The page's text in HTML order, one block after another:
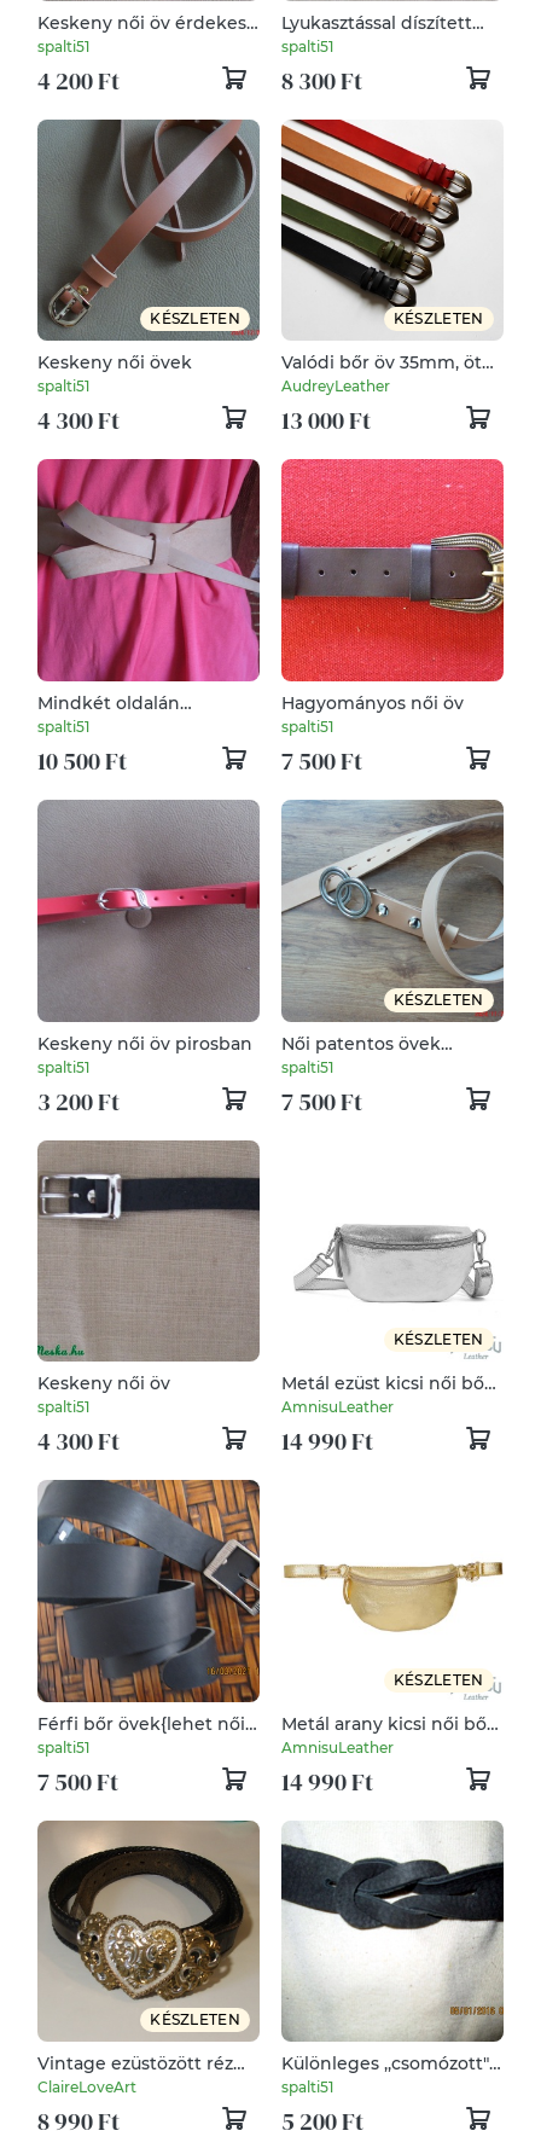
Keskeny női öv érdekes
bújtatóval indigókék
színben
spalti51
4 200 Ft
Lyukasztással díszített
női öv {patentos}
spalti51
8 300 Ft
KÉSZLETEN
Keskeny női övek
spalti51
4 300 Ft
KÉSZLETEN
Valódi bőr öv 35mm, öt
féle színben
AudreyLeather
13 000 Ft
Mindkét oldalán
használható csat nélküli
öv 4 az 1-ben
spalti51
10 500 Ft
Hagyományos női öv
spalti51
7 500 Ft
Keskeny női öv pirosban
spalti51
3 200 Ft
KÉSZLETEN
Női patentos övek
érdekes karikás
csatokkal
spalti51
7 500 Ft
Keskeny női öv
spalti51
4 300 Ft
KÉSZLETEN
Metál ezüst kicsi női bőr
öv / oldaltáska
AmnisuLeather
14 990 Ft
Férfi bőr övek{lehet női
is}
spalti51
7 500 Ft
KÉSZLETEN
Metál arany kicsi női bőr
öv / oldaltáska
AmnisuLeather
14 990 Ft
KÉSZLETEN
Vintage ezüstözött réz
csatos valódi bőr női öv
ClaireLoveArt
8 990 Ft
Különleges ,,csomózott"
keskeny női öv
spalti51
5 200 Ft